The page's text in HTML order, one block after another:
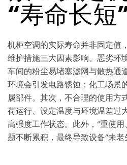
“寿命长短
机柜空调的实际寿命并非固定值
维护措施三大因素影响。恶劣环
车间的粉尘易堵塞滤网与散热通
环境会引发电路锈蚀；化工场景
属部件。其次，不合理的使用方
荷运行、设定温度与环境温差过
高强度工作状态。此外，“重使
题不断累积，最终导致设备“未老